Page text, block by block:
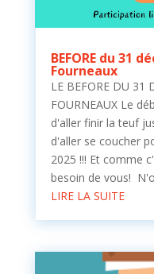
BEFORE du 31
Fourneaux
LE BEFORE DU 31
FOURNEAUX Le
d'aller finir la teuf
d'aller se coucher
2025 !!! Et comme
besoin de vous!
LIRE LA SUITE